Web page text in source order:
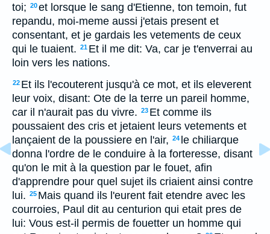
toi; 20et lorsque le sang d'Etienne, ton temoin, fut
repandu, moi-meme aussi j'etais present et
consentant, et je gardais les vetements de ceux
qui le tuaient. 21 Et il me dit: Va, car je t'enverrai au
loin vers les nations.
22 Et ils l'ecouterent jusqu'à ce mot, et ils eleverent
leur voix, disant: Ote de la terre un pareil homme,
car il n'aurait pas du vivre. 23 Et comme ils
poussaient des cris et jetaient leurs vetements et
lançaient de la poussiere en l'air, 24 le chiliarque
donna l'ordre de le conduire à la forteresse, disant
qu'on le mit à la question par le fouet, afin
d'apprendre pour quel sujet ils criaient ainsi contre
lui. 25 Mais quand ils l'eurent fait etendre avec les
courroies, Paul dit au centurion qui etait pres de
lui: Vous est-il permis de fouetter un homme qui